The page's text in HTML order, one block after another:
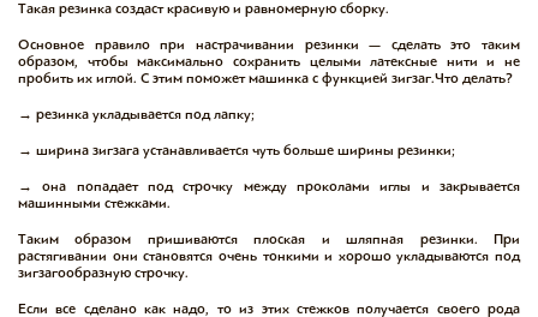
Такая резинка создаст красивую и равномерную сборку.
Основное правило при настрачивании резинки — сделать это таким
образом, чтобы максимально сохранить целыми латексные нити и не
пробить их иглой. С этим поможет машинка с функцией зигзаг. Что делать?
→ резинка укладывается под лапку;
→ ширина зигзага устанавливается чуть больше ширины резинки;
→ она попадает под строчку между проколами иглы и закрывается
машинными стежками.
Таким образом пришиваются плоская и шляпная резинки. При
растягивании они становятся очень тонкими и хорошо укладываются под
зигзагообразную строчку.
Если все сделано как надо, то из этих стежков получается своего рода